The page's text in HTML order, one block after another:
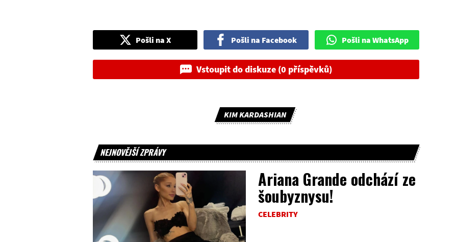
Pošli na X Pošli na Facebook Pošli na WhatsApp
Vstoupit do diskuze (0 příspěvků)
KIM KARDASHIAN
NEJNOVĚJŠÍ ZPRÁVY
Ariana Grande odchází ze
šoubyznysu!
CELEBRITY